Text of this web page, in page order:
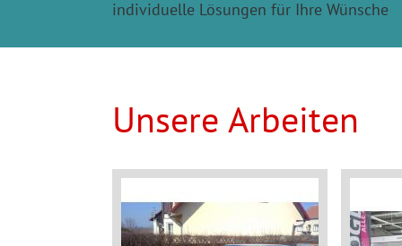
individuelle Lösungen für Ihre Wünsche
Unsere Arbeiten